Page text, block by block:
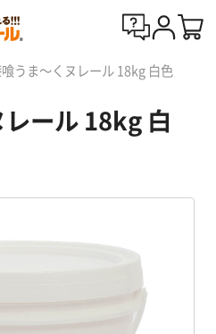
うま～くヌレール 18kg 白色
ール 18kg 白